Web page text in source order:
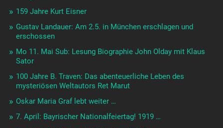
159 Jahre Kurt Eisner
Gustav Landauer: Am 2.5. in München erschlagen und
erschossen
Mo 11. Mai Sub: Lesung Biographie John Olday mit Klaus
Sator
100 Jahre B. Traven: Das abenteuerliche Leben des
mysteriösen Weltautors Ret Marut
Oskar Maria Graf lebt weiter …
7. April: Bayrischer Nationalfeiertag! 1919 …